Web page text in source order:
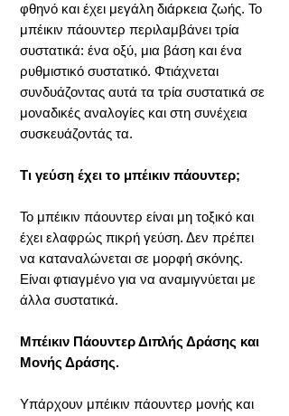
φθηνό και έχει μεγάλη διάρκεια ζωής. Το
μπέικιν πάουντερ περιλαμβάνει τρία
συστατικά: ένα οξύ, μια βάση και ένα
ρυθμιστικό συστατικό. Φτιάχνεται
συνδυάζοντας αυτά τα τρία συστατικά σε
μοναδικές αναλογίες και στη συνέχεια
συσκευάζοντάς τα.
Τι γεύση έχει το μπέικιν πάουντερ;
Το μπέικιν πάουντερ είναι μη τοξικό και
έχει ελαφρώς πικρή γεύση. Δεν πρέπει
να καταναλώνεται σε μορφή σκόνης.
Είναι φτιαγμένο για να αναμιγνύεται με
άλλα συστατικά.
Μπέικιν Πάουντερ Διπλής Δράσης και
Μονής Δράσης.
Υπάρχουν μπέικιν πάουντερ μονής και